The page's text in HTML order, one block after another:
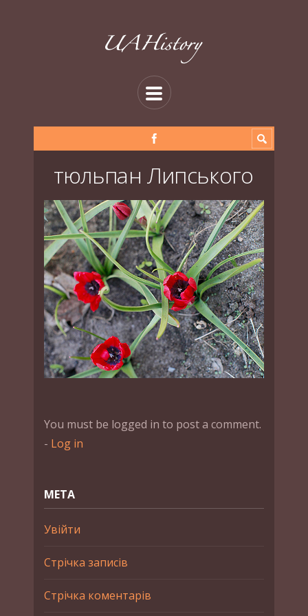
тюльпан Липського
You must be logged in to post a comment.
- Log in
МЕТА
Увійти
Стрічка записів
Стрічка коментарів